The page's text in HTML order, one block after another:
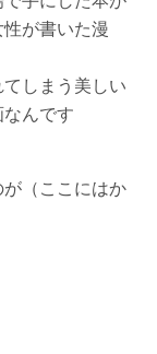
が書いた漫
しまう美しい
んです
（ここにはか